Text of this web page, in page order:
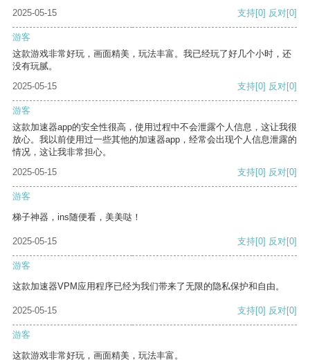
2025-05-15 支持[0] 反对[0]
游客
这款游戏非常好玩，画面精美，玩法丰富。我已经玩了好几个小时，还
没有玩腻。
2025-05-15
支持[0] 反对[0]
游客
这款加速器app的安全性很高，使用过程中不会泄露个人信息，这让我很
放心。我以前使用过一些其他的加速器app，经常会出现个人信息泄露的
情况，这让我非常担心。
2025-05-15
支持[0] 反对[0]
游客
梯子神器，ins随便看，美美哒！
2025-05-15 支持[0] 反对[0]
游客
这款加速器VPM应用程序已经为我们带来了无限的隐私保护和自由。
2025-05-15 支持[0] 反对[0]
游客
这款游戏非常好玩，画面精美，玩法丰富。